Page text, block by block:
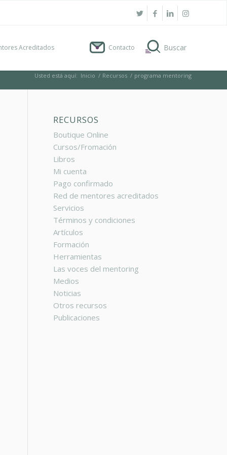
Acreditados Contacto
Usted está aquí: Inicio / Recursos / programa mentoring
RECURSOS
Boutique Online
Cursos/Fromación
Libros
Mi cuenta
Pago confirmado
Red de mentores acreditados
Servicios
Términos y condiciones
Artículos
Formación
Herramientas
Las voces del mentoring
Medios
Noticias
Otros recursos
Publicaciones